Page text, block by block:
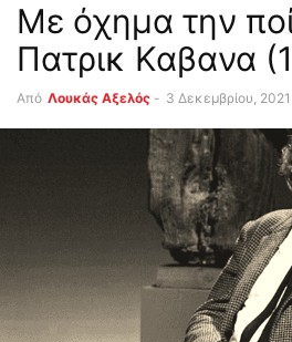
Με όχημα την
Πατρικ Καβανα
Από Λουκάς Αξελός - 3 Δεκεμβρίου, 2021